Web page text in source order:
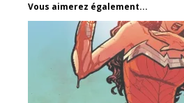
Vous aimerez également...